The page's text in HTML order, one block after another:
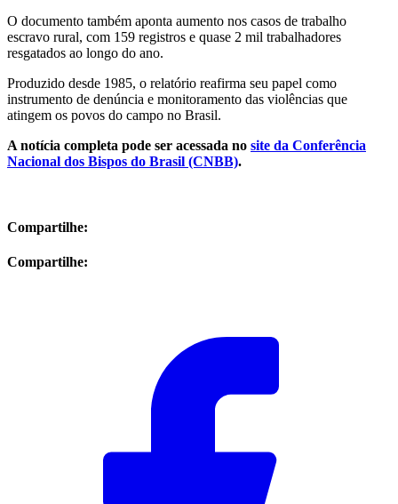
O documento também aponta aumento nos casos de trabalho
escravo rural, com 159 registros e quase 2 mil trabalhadores
resgatados ao longo do ano.
Produzido desde 1985, o relatório reafirma seu papel como
instrumento de denúncia e monitoramento das violências que
atingem os povos do campo no Brasil.
A notícia completa pode ser acessada no site da Conferência
Nacional dos Bispos do Brasil (CNBB).
Compartilhe:
Compartilhe: